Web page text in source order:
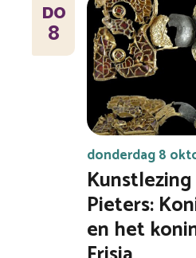
DO
8
donderdag 8
Pieters:
en het